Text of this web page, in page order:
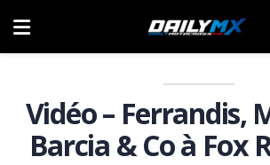
Vidéo – Ferrandis,
Barcia & Co à Fox